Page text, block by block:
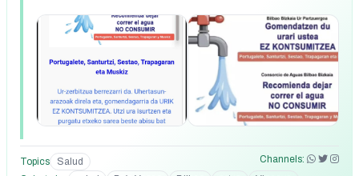
Topics Salud
Channels: